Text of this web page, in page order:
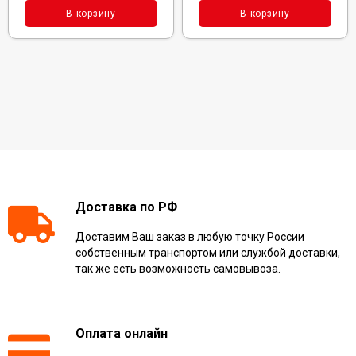
В корзину В корзину
Доставка по РФ
Доставим Ваш заказ в любую точку России
собственным транспортом или службой доставки,
так же есть возможность самовывоза.
Оплата онлайн